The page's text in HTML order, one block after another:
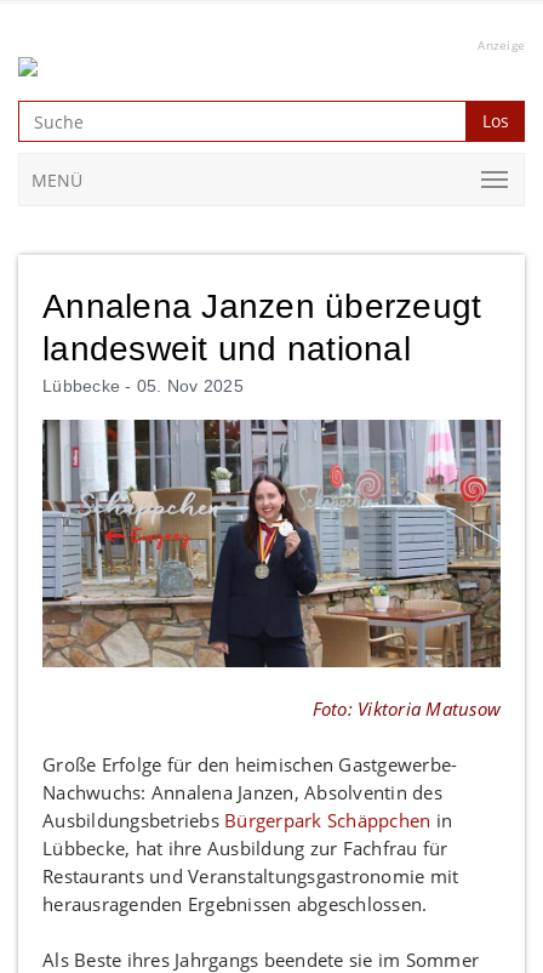
Anzeige
Los
MENÜ
Annalena Janzen überzeugt
landesweit und national
Lübbecke - 05. Nov 2025
Foto: Viktoria Matusow
Große Erfolge für den heimischen Gastgewerbe-
Nachwuchs: Annalena Janzen, Absolventin des
Ausbildungsbetriebs Bürgerpark Schäppchen in
Lübbecke, hat ihre Ausbildung zur Fachfrau für
Restaurants und Veranstaltungsgastronomie mit
herausragenden Ergebnissen abgeschlossen.
Als Beste ihres Jahrgangs beendete sie im Sommer